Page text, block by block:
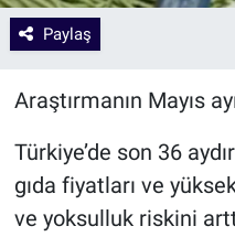
Paylaş
Araştırmanın Mayıs
Türkiye’de son 36
gıda fiyatları ve
ve yoksulluk riskini